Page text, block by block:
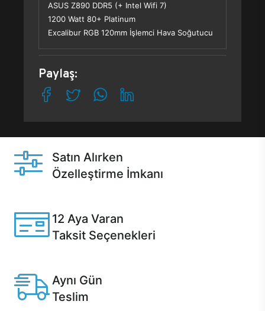
ASUS Z890 DDR5 (+ Intel Wifi 7)
1200 Watt 80+ Platinum
Excalibur RGB 120mm İşlemci Hava Soğutucu
Paylaş:
Satın Alırken
Özelleştirme İmkanı
12 Aya Varan
Taksit Seçenekleri
Aynı Gün
Teslim